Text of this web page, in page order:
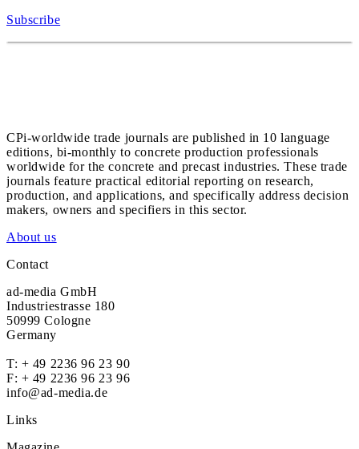
Subscribe
CPi-worldwide trade journals are published in 10 language
editions, bi-monthly to concrete production professionals
worldwide for the concrete and precast industries. These trade
journals feature practical editorial reporting on research,
production, and applications, and specifically address decision
makers, owners and specifiers in this sector.
About us
Contact
ad-media GmbH
Industriestrasse 180
50999 Cologne
Germany
T: + 49 2236 96 23 90
F: + 49 2236 96 23 96
info@ad-media.de
Links